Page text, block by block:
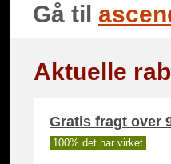
Gå til
Aktuelle
Gratis fragt over
100% det har virket